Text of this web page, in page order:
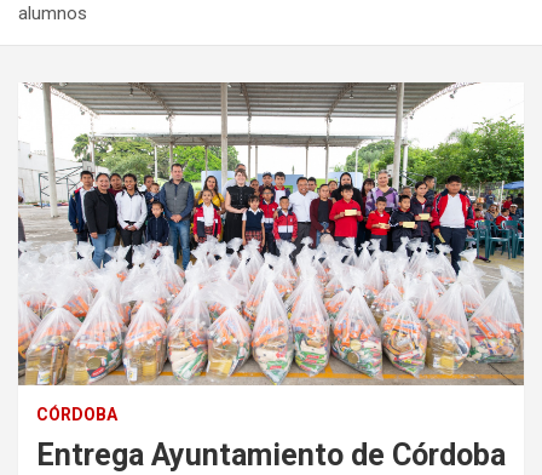
alumnos
CÓRDOBA
Entrega Ayuntamiento de Córdoba